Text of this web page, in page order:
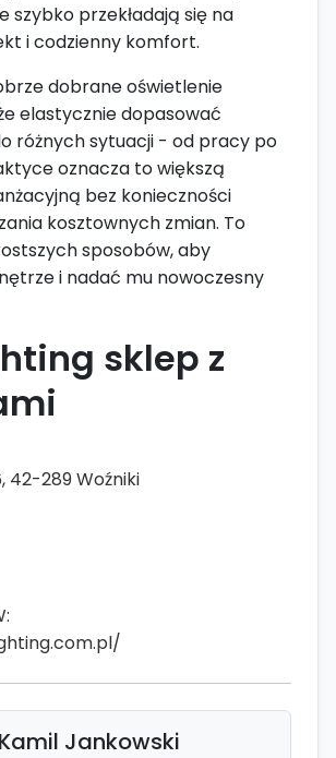
szybko przekładają się na
i codzienny komfort.
dobrane oświetlenie
elastycznie dopasować
różnych sytuacji - od pracy po
oznacza to większą
bez konieczności
kosztownych zmian. To
sposobów, aby
i nadać mu nowoczesny
sklep z
42-289 Woźniki
Kamil Jankowski